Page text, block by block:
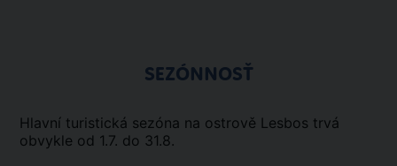
SEZÓNNOSŤ
Hlavní turistická sezóna na ostrově Lesbos trvá
obvykle od 1.7. do 31.8.